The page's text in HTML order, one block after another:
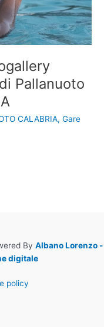
Pallanuoto
CALABRIA,Gare
By Albano Lorenzo -
digitale
policy